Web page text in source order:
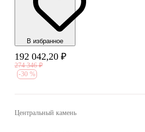
В избранноe
192 042,20 ₽
274 346 ₽
-30 %
Центральный камень